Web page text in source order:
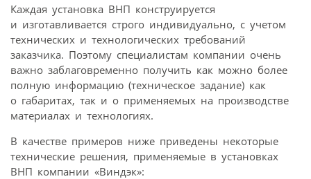
Каждая установка ВНП конструируется
и изготавливается строго индивидуально, с учетом
технических и технологических требований
заказчика. Поэтому специалистам компании очень
важно заблаговременно получить как можно более
полную информацию (техническое задание) как
о габаритах, так и о применяемых на производстве
материалах и технологиях.
В качестве примеров ниже приведены некоторые
технические решения, применяемые в установках
ВНП компании «Виндэк»: